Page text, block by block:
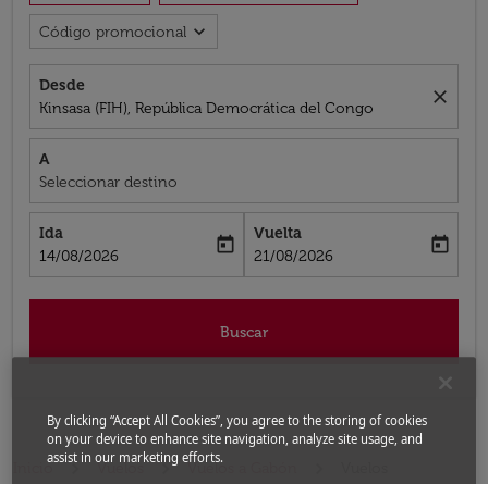
Código promocional expand_more
Desde
Kinsasa (FIH), República Democrática del Congo
close
A
Seleccionar destino
Ida
fc-booking-departure-date-aria-label
14/08/2026
today
Vuelta
fc-booking-return-date-aria-label
21/08/2026
today
Buscar
Inicio Vuelos Vuelos a Gabón
By clicking “Accept All Cookies”, you agree to the storing of cookies
on your device to enhance site navigation, analyze site usage, and
assist in our marketing efforts.